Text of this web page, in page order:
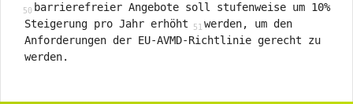
barrierefreier Angebote soll stufenweise um 10%
Steigerung pro Jahr erhöht
werden, um den
Anforderungen der EU-AVMD-Richtlinie gerecht zu
werden.